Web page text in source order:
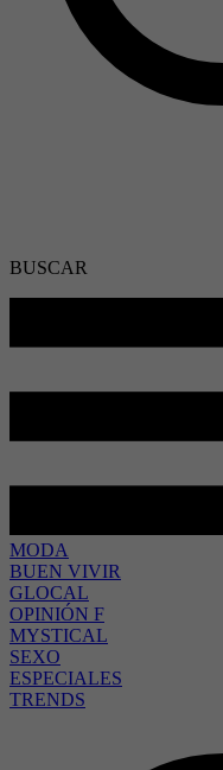
BUSCAR
MODA
BUEN VIVIR
GLOCAL
OPINIÓN F
MYSTICAL
SEXO
ESPECIALES
TRENDS